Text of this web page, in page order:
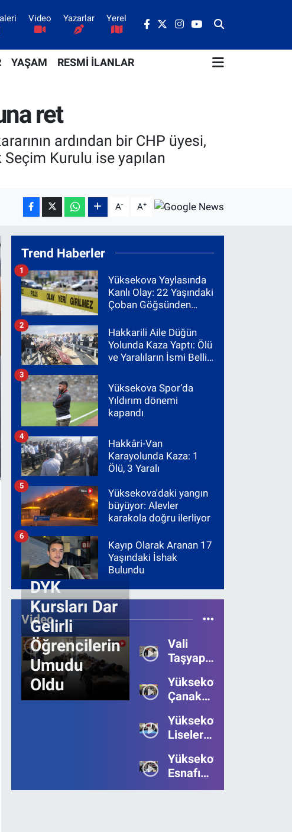
Video Yazarlar Yerel
YAŞAM RESMİ İLANLAR
ret
ardından bir CHP üyesi,
Kurulu ise yapılan
A- A+
Trend Haberler
Yüksekova Yaylasında
Kanlı Olay: 22 Yaşındaki
Çoban Göğsünden
1
Hakkarili Aile Düğün
Yolunda Kaza Yaptı: Ölü
ve Yaralıların İsmi Belli
2
Yüksekova Spor’da
Yıldırım dönemi
kapandı
3
Hakkâri-Van
Karayolunda Kaza: 1
Ölü, 3 Yaralı
4
Yüksekova'daki yangın
büyüyor: Alevler
karakola doğru ilerliyor
5
Kayıp Olarak Aranan 17
Yaşındaki İshak
Bulundu
6
Video
DYK
Kursları Dar
Gelirli
Öğrencilerin
Umudu
Oldu
Vali
Taşyapan,
Bölgesinde
İncelemelerde
Bulundu
Yüksekova’da
Çanakkale
111.Yılı
Kutlandı
Yüksekova’da
Liseler
Bilgi
Yarışmasının
Birincisi
Yüksekova
Esnafı
Bayrama